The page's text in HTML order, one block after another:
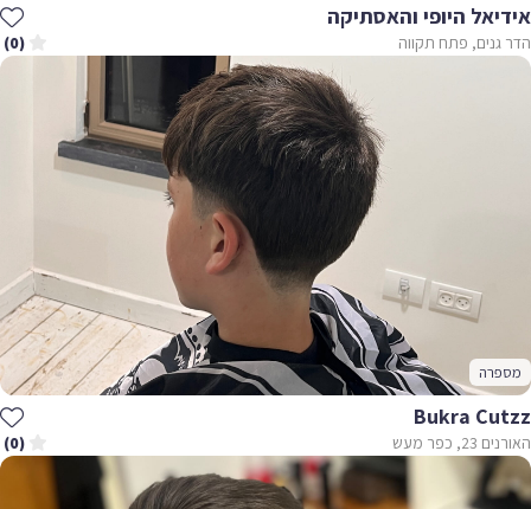
אידיאל היופי והאסתיקה
הדר גנים, פתח תקווה (0)
מספרה
Bukra Cutzz
האורנים 23, כפר מעש (0)